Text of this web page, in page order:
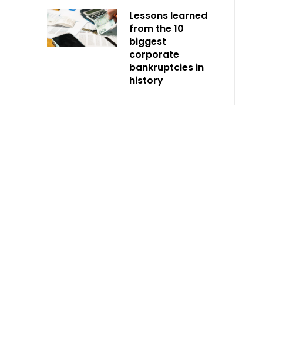
Lessons learned
from the 10
biggest
corporate
bankruptcies in
history